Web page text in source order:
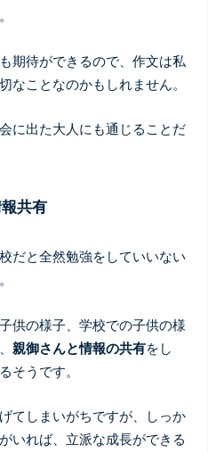
期待ができるので、作文は私
なことなのかもしれません。
に出た大人にも通じることだ
共有
だと全然勉強をしていいない
供の様子、学校での子供の様
親御さんと情報の共有をし
そうです。
てしまいがちですが、しっか
いれば、立派な成長ができる